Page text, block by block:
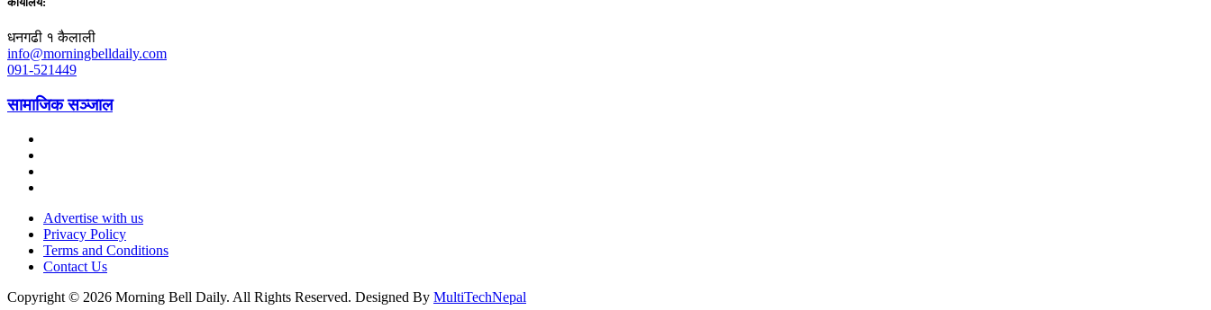
धनगढी १ कैलाली
info@morningbelldaily.com
091-521449
सामाजिक सञ्जाल
Advertise with us
Privacy Policy
Terms and Conditions
Contact Us
Copyright © 2026 Morning Bell Daily. All Rights Reserved. Designed By MultiTechNepal